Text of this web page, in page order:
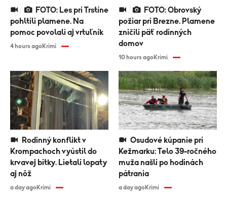
pohltili plamene. Na
pomoc povolali aj vrtuľník
4 hours agoKrimi
požiar pri Brezne. Plamene
zničili päť rodinných
domov
10 hours agoKrimi
Krompachoch vyústil do
krvavej bitky. Lietali lopaty
aj nôž
a day agoKrimi
Kežmarku: Telo 39-ročného
muža našli po hodinách
pátrania
a day agoKrimi